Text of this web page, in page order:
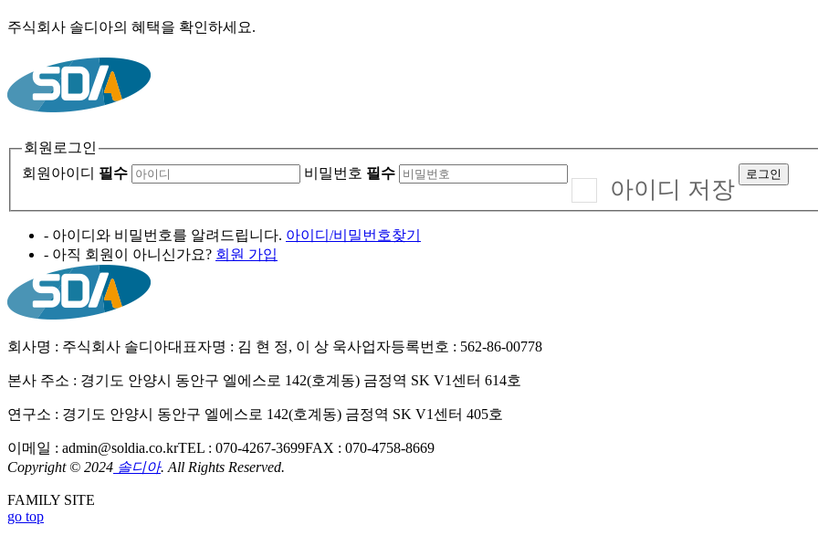
주식회사 솔디아의 혜택을 확인하세요.
회원로그인
회원아이디 필수 비밀번호 필수
아이디 저장
- 아이디와 비밀번호를 알려드립니다. 아이디/비밀번호찾기
- 아직 회원이 아니신가요? 회원 가입
회사명 : 주식회사 솔디아대표자명 : 김 현 정, 이 상 욱사업자등록번호 : 562-86-00778
본사 주소 : 경기도 안양시 동안구 엘에스로 142(호계동) 금정역 SK V1센터 614호
연구소 : 경기도 안양시 동안구 엘에스로 142(호계동) 금정역 SK V1센터 405호
이메일 : admin@soldia.co.krTEL : 070-4267-3699FAX : 070-4758-8669
Copyright © 2024 솔디아. All Rights Reserved.
FAMILY SITE
go top